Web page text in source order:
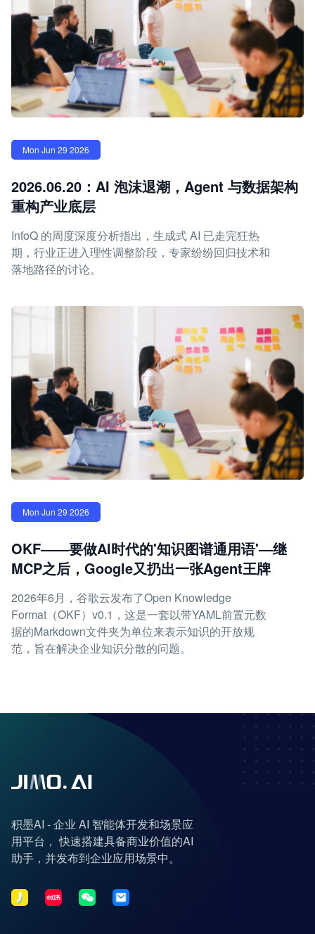
Mon Jun 29 2026
2026.06.20：AI 泡沫退潮，Agent 与数据架构
重构产业底层
InfoQ 的周度深度分析指出，生成式 AI 已走完狂热
期，行业正进入理性调整阶段，专家纷纷回归技术和
落地路径的讨论。
Mon Jun 29 2026
OKF——要做AI时代的'知识图谱通用语'—继
MCP之后，Google又扔出一张Agent王牌
2026年6月，谷歌云发布了Open Knowledge
Format（OKF）v0.1，这是一套以带YAML前置元数
据的Markdown文件夹为单位来表示知识的开放规
范，旨在解决企业知识分散的问题。
积墨AI - 企业 AI 智能体开发和场景应
用平台， 快速搭建具备商业价值的AI
助手，并发布到企业应用场景中。